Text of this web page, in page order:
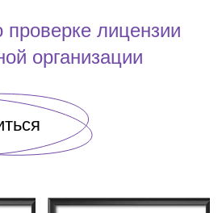
проверке лицензии
организации